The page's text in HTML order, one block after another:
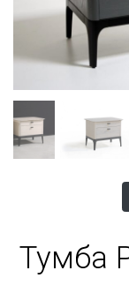
Тумба